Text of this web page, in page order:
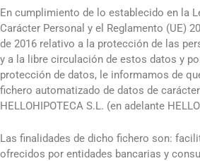
En cumplimiento de lo establecido en la
Carácter Personal y el Reglamento (UE)
de 2016 relativo a la protección de las
y a la libre circulación de estos datos y
protección de datos, le informamos de
fichero automatizado de datos de
HELLOHIPOTECA S.L. (en adelante
Las finalidades de dicho fichero son:
ofrecidos por entidades bancarias y